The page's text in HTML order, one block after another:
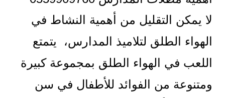
لا يمكن التقليل من أهمية النشاط في
الهواء الطلق لتلاميذ المدارس، يتمتع
اللعب في الهواء الطلق بمجموعة كبيرة
ومتنوعة من الفوائد للأطفال في سن